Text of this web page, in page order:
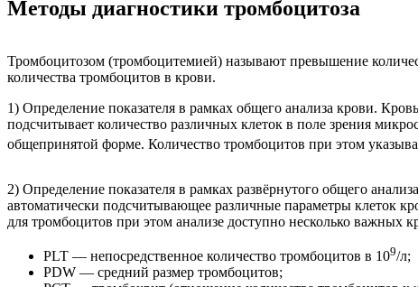
Методы диагностики тромбоцитоза
Тромбоцитозом (тромбоцитемией) называют превышение
количества тромбоцитов в крови.
1) Определение показателя в рамках общего анализа крови.
подсчитывает количество различных клеток в поле зрения
общепринятой форме. Количество тромбоцитов при этом
2) Определение показателя в рамках развёрнутого общего
автоматически подсчитывающее различные параметры клеток
для тромбоцитов при этом анализе доступно несколько важных
PLT — непосредственное количество тромбоцитов в 109/л;
PDW — средний размер тромбоцитов;